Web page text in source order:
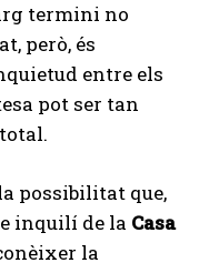
termini no
però, és
entre els
pot ser tan
possibilitat que,
inquilí de la Casa
la